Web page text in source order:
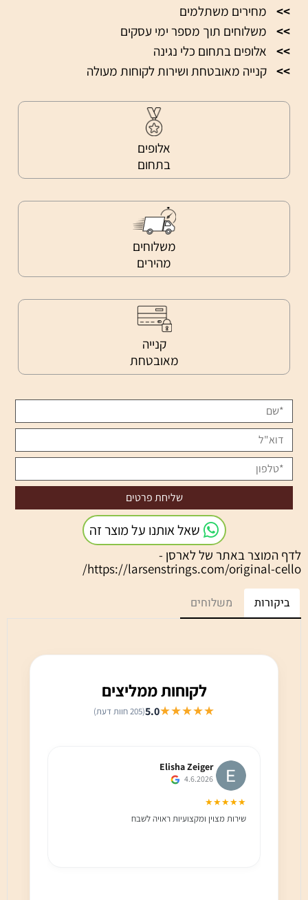
>>
מחירים משתלמים
>>
משלוחים תוך מספר ימי עסקים
>>
אלופים בתחום כלי נגינה
>> קנייה מאובטחת ושירות לקוחות מעולה
אלופים
בתחום
משלוחים
מהירים
קנייה
מאובטחת
שאל אותנו על מוצר זה
לדף המוצר באתר של לארסן -
https://larsenstrings.com/original-cello/
ביקורות משלוחים
לקוחות ממליצים
★★★★★
5.0(205 חוות דעת)
Elisha Zeiger
4.6.2026
★★★★★
שירות מצוין ומקצועיות ראויה לשבח